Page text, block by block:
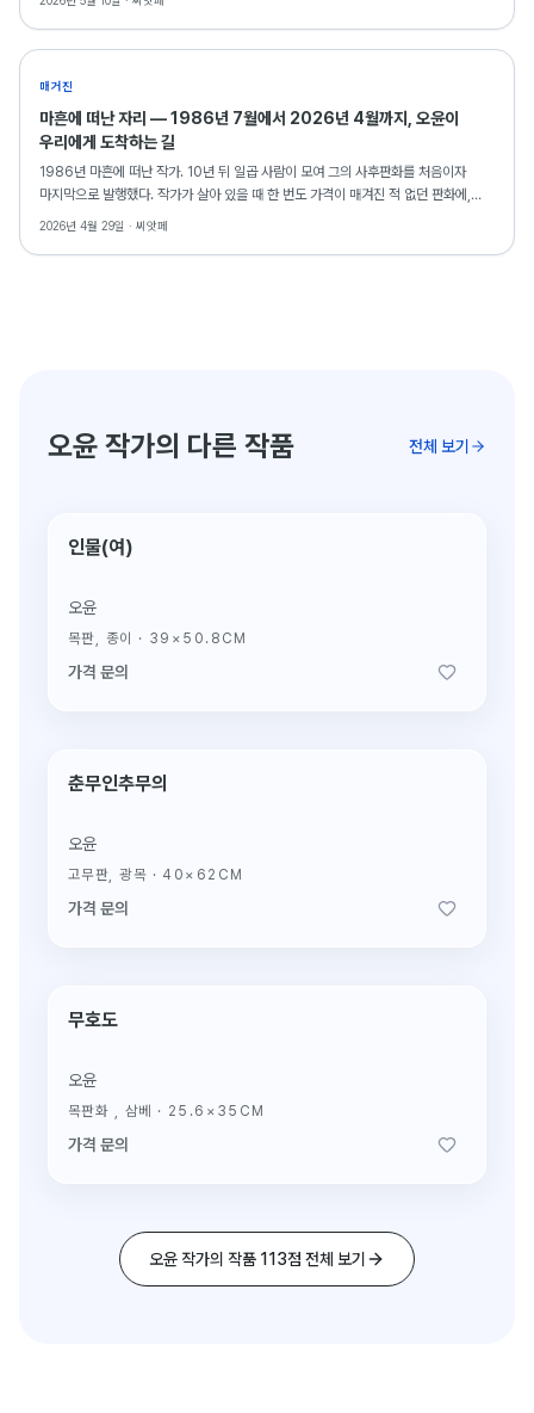
매거진
마흔에 떠난 자리 — 1986년 7월에서 2026년 4월까지, 오윤이
우리에게 도착하는 길
1986년 마흔에 떠난 작가. 10년 뒤 일곱 사람이 모여 그의 사후판화를 처음이자
마지막으로 발행했다. 작가가 살아 있을 때 한 번도 가격이 매겨진 적 없던 판화에,
그가 떠난 자리에서 동료들이 표식을 새긴 셈이었다. 사후 40주기를 맞는 2026년,
2026년 4월 29일 · 씨앗페
오윤 작가의 다른 작품 전체 보기
생전 진작(眞作)
인물(여)
오윤
목판, 종이 · 39×50.8CM
가격 문의
생전 진작(眞作)
춘무인추무의
오윤
고무판, 광목 · 40×62CM
가격 문의
생전 진작(眞作)
무호도
오윤
목판화 , 삼베 · 25.6×35CM
가격 문의
오윤 작가의 작품 113점 전체 보기